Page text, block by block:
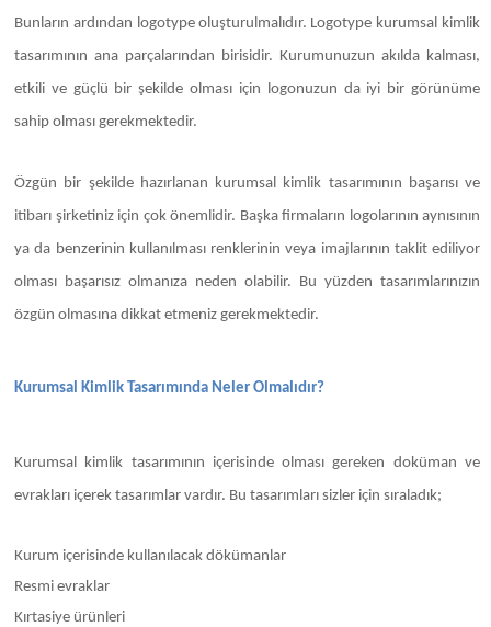
Bunların ardından logotype oluşturulmalıdır. Logotype kurumsal kimlik
tasarımının ana parçalarından birisidir. Kurumunuzun akılda kalması,
etkili ve güçlü bir şekilde olması için logonuzun da iyi bir görünüme
sahip olması gerekmektedir.
Özgün bir şekilde hazırlanan kurumsal kimlik tasarımının başarısı ve
itibarı şirketiniz için çok önemlidir. Başka firmaların logolarının aynısının
ya da benzerinin kullanılması renklerinin veya imajlarının taklit ediliyor
olması başarısız olmanıza neden olabilir. Bu yüzden tasarımlarınızın
özgün olmasına dikkat etmeniz gerekmektedir.
Kurumsal Kimlik Tasarımında Neler Olmalıdır?
Kurumsal kimlik tasarımının içerisinde olması gereken doküman ve
evrakları içerek tasarımlar vardır. Bu tasarımları sizler için sıraladık;
Kurum içerisinde kullanılacak dökümanlar
Resmi evraklar
Kırtasiye ürünleri